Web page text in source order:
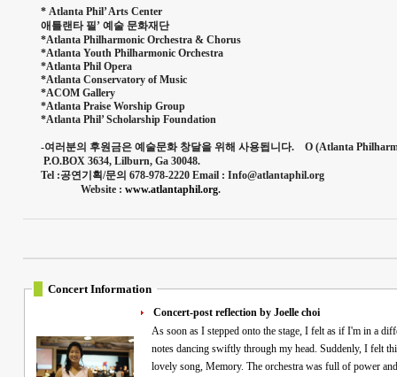
* Atlanta Phil’ Arts Center
애틀랜타 필’ 예술 문화재단
*Atlanta Philharmonic Orchestra & Chorus
*Atlanta Youth Philharmonic Orchestra
*Atlanta Phil Opera
*Atlanta Conservatory of Music
*ACOM Gallery
*Atlanta Praise Worship Group
*Atlanta Phil’ Scholarship Foundation
-여러분의 후원금은 예술문화 창달을 위해 사용됩니다. O (Atlanta
P.O.BOX 3634, Lilburn, Ga
Tel :공연기획/문의 678-978-2220 Email : Info@atlantaphil.org
Website : www.atlantaphil.org.
Concert Information
Concert-post reflection by Joelle choi
As soon as I stepped onto the stage, I felt as if I'm in a
notes dancing swiftly through my head. Suddenly, I felt this
lovely song, Memory. The orchestra was full of power and dignity as I